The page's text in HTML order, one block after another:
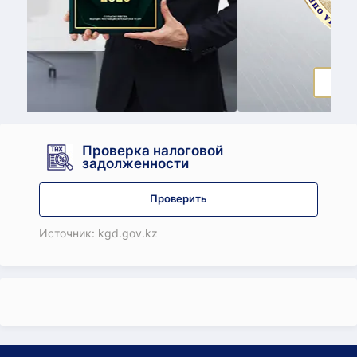
Проверка налоговой
задолженности
Проверить
Источник: kgd.gov.kz